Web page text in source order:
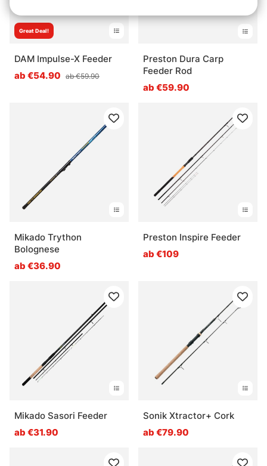
Great Deal!
DAM Impulse-X Feeder
ab €54.90 ab €59.90
Preston Dura Carp
Feeder Rod
ab €59.90
Mikado Trython
Bolognese
ab €36.90
Preston Inspire Feeder
ab €109
Mikado Sasori Feeder
ab €31.90
Sonik Xtractor+ Cork
ab €79.90